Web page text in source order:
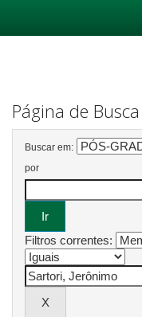
Página de Busca
Buscar em:
por
Filtros correntes: